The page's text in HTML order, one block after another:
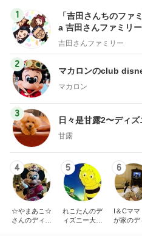
1
「吉田さんちのフ
a 吉田さんファミリ
吉田さんファミリー
2
マカロンのclub
マカロン
3
日々是甘露2〜ディ
甘露
4
☆やまあこ☆
さんのディズ
5
れこたんのデ
ィズニー大好
6
I＆Cマ
が家のデ